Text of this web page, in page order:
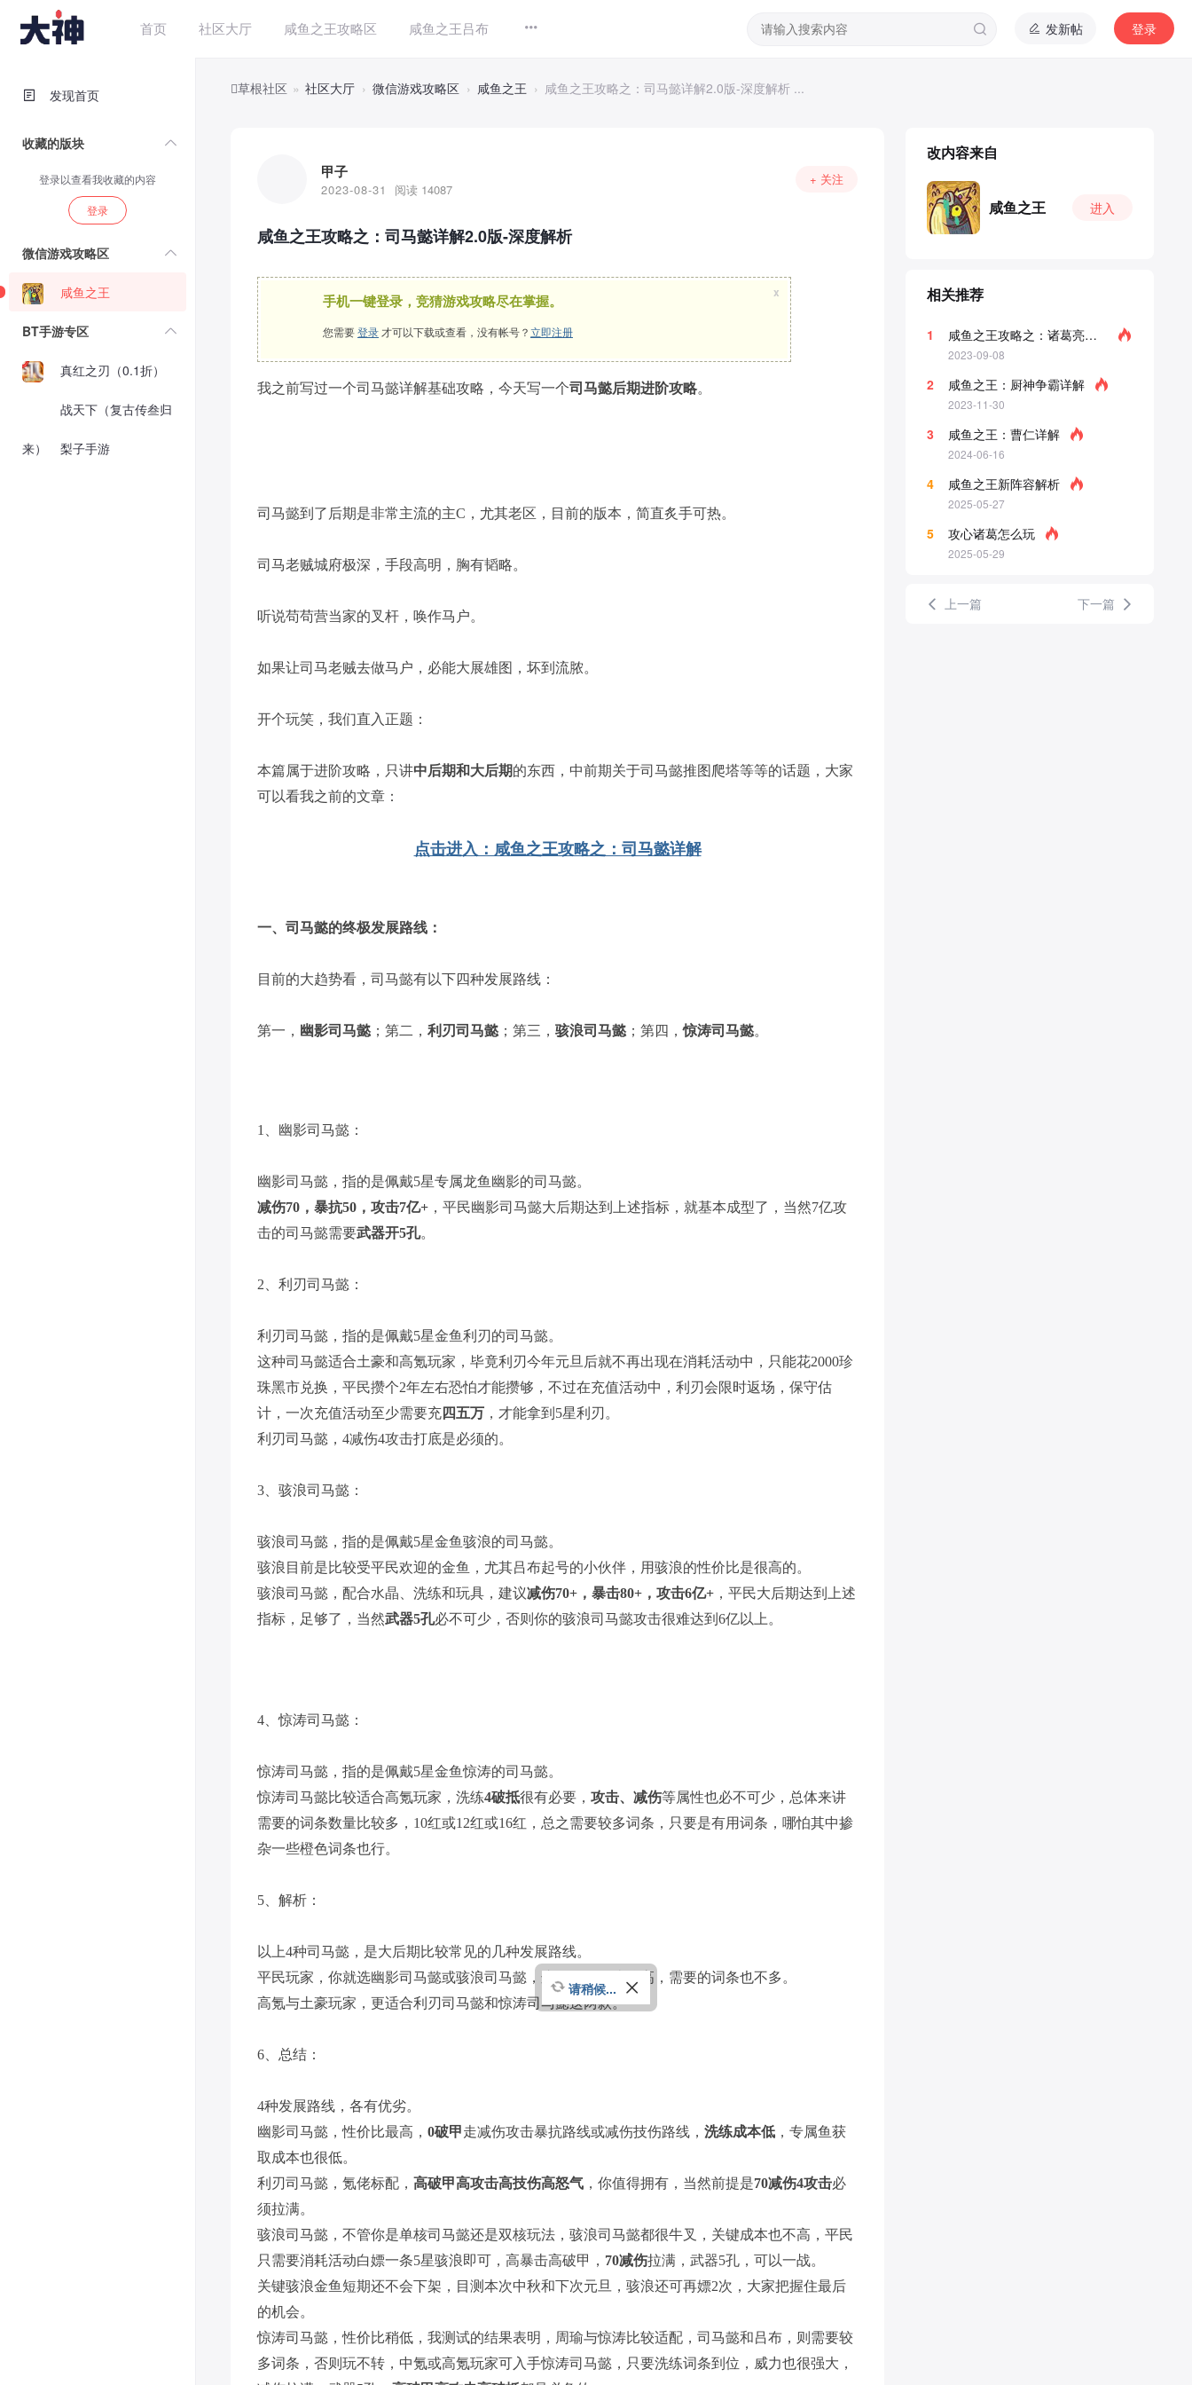
请稍候...
关
首页 社区大厅 咸鱼之王攻略区 咸鱼之王吕布 发新帖 登录
草根社区 » 社区大厅 › 微信游戏攻略区 › 咸鱼之王 › 咸鱼之王攻略之：司马懿详解2.0版-深度解析 ...
发现首页
收藏的版块
登录以查看我收藏的内容
登录
微信游戏攻略区
咸鱼之王
BT手游专区
真红之刃（0.1折）
战天下（复古传叁归
来） 梨子手游
甲子
2023-08-31 阅读 14087
+ 关注
咸鱼之王攻略之：司马懿详解2.0版-深度解析
手机一键登录，竞猜游戏攻略尽在掌握。
您需要登录 才可以下载或查看，没有帐号？立即注册
x
我之前写过一个司马懿详解基础攻略，今天写一个司马懿后期进阶攻略。
司马懿到了后期是非常主流的主C，尤其老区，目前的版本，简直炙手可热。
司马老贼城府极深，手段高明，胸有韬略。
听说苟苟营当家的叉杆，唤作马户。
如果让司马老贼去做马户，必能大展雄图，坏到流脓。
开个玩笑，我们直入正题：
本篇属于进阶攻略，只讲中后期和大后期的东西，中前期关于司马懿推图爬塔等等的话题，大家
可以看我之前的文章：
点击进入：咸鱼之王攻略之：司马懿详解
一、司马懿的终极发展路线：
目前的大趋势看，司马懿有以下四种发展路线：
第一， 幽影司马懿 ；第二， 利刃司马懿 ；第三， 骇浪司马懿 ；第四，惊涛司马懿。
1、幽影司马懿：
幽影司马懿，指的是佩戴5星专属龙鱼幽影的司马懿。
减伤70，暴抗50，攻击7亿+ ，平民幽影司马懿大后期达到上述指标，就基本成型了，当然7亿攻
击的司马懿需要武器开5孔。
2、利刃司马懿：
利刃司马懿，指的是佩戴5星金鱼利刃的司马懿。
这种司马懿适合土豪和高氪玩家，毕竟利刃今年元旦后就不再出现在消耗活动中，只能花2000珍
珠黑市兑换，平民攒个2年左右恐怕才能攒够，不过在充值活动中，利刃会限时返场，保守估
计，一次充值活动至少需要充四五万 ，才能拿到5星利刃。
利刃司马懿，4减伤4攻击打底是必须的。
3、骇浪司马懿：
骇浪司马懿，指的是佩戴5星金鱼骇浪的司马懿。
骇浪目前是比较受平民欢迎的金鱼，尤其吕布起号的小伙伴，用骇浪的性价比是很高的。
骇浪司马懿，配合水晶、洗练和玩具，建议减伤70+，暴击80+，攻击6亿+ ，平民大后期达到上述
指标，足够了，当然武器5孔必不可少，否则你的骇浪司马懿攻击很难达到6亿以上。
4、惊涛司马懿：
惊涛司马懿，指的是佩戴5星金鱼惊涛的司马懿。
惊涛司马懿比较适合高氪玩家，洗练4破抵很有必要， 攻击、减伤等属性也必不可少，总体来讲
需要的词条数量比较多，10红或12红或16红，总之需要较多词条，只要是有用词条，哪怕其中掺
杂一些橙色词条也行。
5、解析：
以上4种司马懿，是大后期比较常见的几种发展路线。
平民玩家，你就选幽影司马懿或骇浪司马懿，这两款性价比较高，需要的词条也不多。
高氪与土豪玩家，更适合利刃司马懿和惊涛司马懿这两款。
6、总结：
4种发展路线，各有优劣。
幽影司马懿，性价比最高， 0破甲走减伤攻击暴抗路线或减伤技伤路线， 洗练成本低 ，专属鱼获
取成本也很低。
利刃司马懿，氪佬标配， 高破甲高攻击高技伤高怒气 ，你值得拥有，当然前提是70减伤4攻击必
须拉满。
骇浪司马懿，不管你是单核司马懿还是双核玩法，骇浪司马懿都很牛叉，关键成本也不高，平民
只需要消耗活动白嫖一条5星骇浪即可，高暴击高破甲， 70减伤拉满，武器5孔，可以一战。
关键骇浪金鱼短期还不会下架，目测本次中秋和下次元旦，骇浪还可再嫖2次，大家把握住最后
的机会。
惊涛司马懿，性价比稍低，我测试的结果表明，周瑜与惊涛比较适配，司马懿和吕布，则需要较
多词条，否则玩不转，中氪或高氪玩家可入手惊涛司马懿，只要洗练词条到位，威力也很强大，
改内容来自
咸鱼之王 进入
相关推荐
1 咸鱼之王攻略之：诸葛亮详解
2023-09-08
2 咸鱼之王：厨神争霸详解
2023-11-30
3 咸鱼之王：曹仁详解
2024-06-16
4 咸鱼之王新阵容解析
2025-05-27
5 攻心诸葛怎么玩
2025-05-29
上一篇 下一篇